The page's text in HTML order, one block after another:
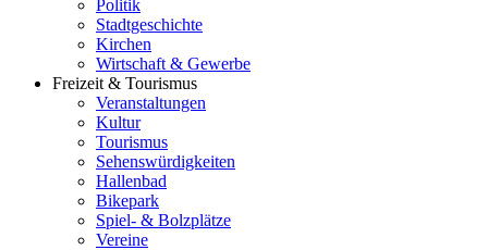
Politik
Stadtgeschichte
Kirchen
Wirtschaft & Gewerbe
Freizeit & Tourismus
Veranstaltungen
Kultur
Tourismus
Sehenswürdigkeiten
Hallenbad
Bikepark
Spiel- & Bolzplätze
Vereine